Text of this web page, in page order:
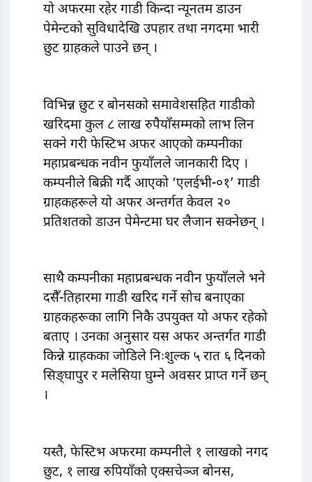
यो अफरमा रहेर गाडी किन्दा न्यूनतम डाउन
पेमेन्टको सुविधादेखि उपहार तथा नगदमा भारी
छुट ग्राहकले पाउने छन् ।
विभिन्न छुट र बोनसको समावेशसहित गाडीको
खरिदमा कुल ८ लाख रुपैयाँसम्मको लाभ लिन
सक्ने गरी फेस्टिभ अफर आएको कम्पनीका
महाप्रबन्धक नवीन फुयाँलले जानकारी दिए ।
कम्पनीले बिक्री गर्दै आएको ‘एलईभी-०१’ गाडी
ग्राहकहरूले यो अफर अन्तर्गत केवल २०
प्रतिशतको डाउन पेमेन्टमा घर लैजान सक्नेछन् ।
साथै कम्पनीका महाप्रबन्धक नवीन फुयाँलले भने
दसैँ-तिहारमा गाडी खरिद गर्ने सोच बनाएका
ग्राहकहरूका लागि निकै उपयुक्त यो अफर रहेको
बताए । उनका अनुसार यस अफर अन्तर्गत गाडी
किन्ने ग्राहकका जोडिले निःशुल्क ५ रात ६ दिनको
सिङ्घापुर र मलेसिया घुम्ने अवसर प्राप्त गर्ने छन्
।
यस्तै, फेस्टिभ अफरमा कम्पनीले १ लाखको नगद
छुट, १ लाख रुपियाँको एक्सचेञ्ज बोनस,